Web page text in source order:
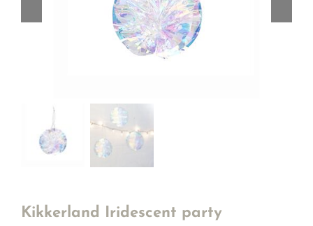
Kikkerland Iridescent party